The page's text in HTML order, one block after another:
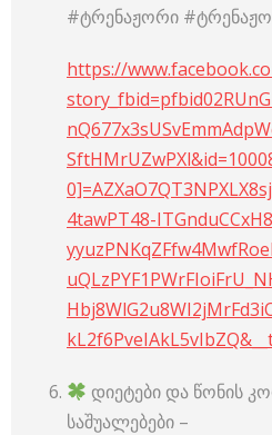
#ტრენაჟორი
https://
4tawPT48-
დიეტები და წონის
საშუალებები –